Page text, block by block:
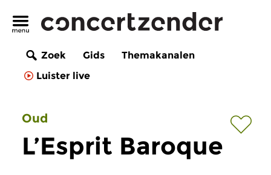
Zoek Gids
Themakanalen
Luister live
Oud
L’Esprit Baroque